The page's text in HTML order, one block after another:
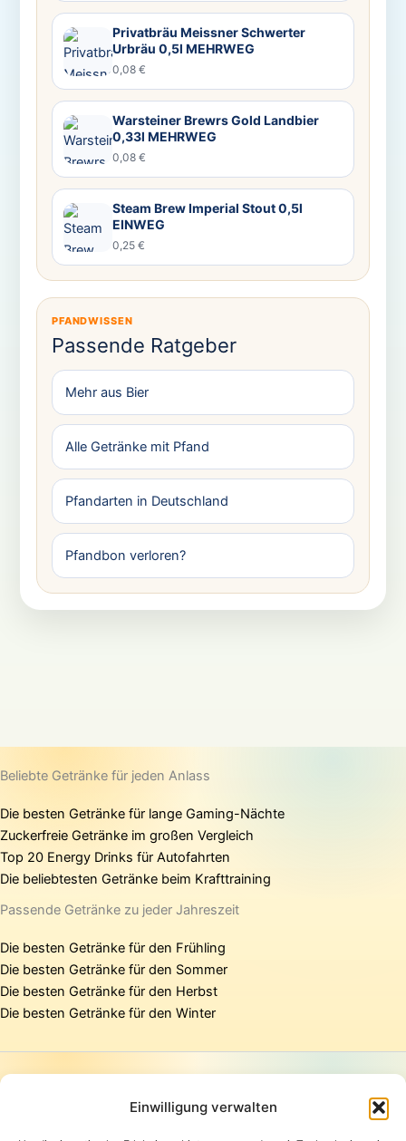
Einwilligung verwalten
Privatbräu Meissner Schwerter
Urbräu 0,5l MEHRWEG
0,08 €
Warsteiner Brewrs Gold Landbier
0,33l MEHRWEG
0,08 €
Steam Brew Imperial Stout 0,5l
EINWEG
0,25 €
PFANDWISSEN
Passende Ratgeber
Mehr aus Bier
Alle Getränke mit Pfand
Pfandarten in Deutschland
Pfandbon verloren?
Beliebte Getränke für jeden Anlass
Die besten Getränke für lange Gaming-Nächte
Zuckerfreie Getränke im großen Vergleich
Top 20 Energy Drinks für Autofahrten
Die beliebtesten Getränke beim Krafttraining
Passende Getränke zu jeder Jahreszeit
Die besten Getränke für den Frühling
Die besten Getränke für den Sommer
Die besten Getränke für den Herbst
Die besten Getränke für den Winter
Presse